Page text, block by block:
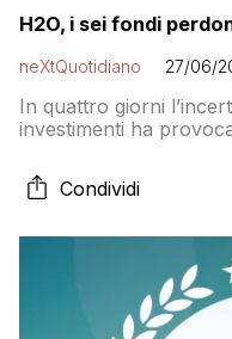
H2O, i sei fondi
neXtQuotidiano 27/06/
In quattro giorni
investimenti ha
pancia ai fondi
Condividi